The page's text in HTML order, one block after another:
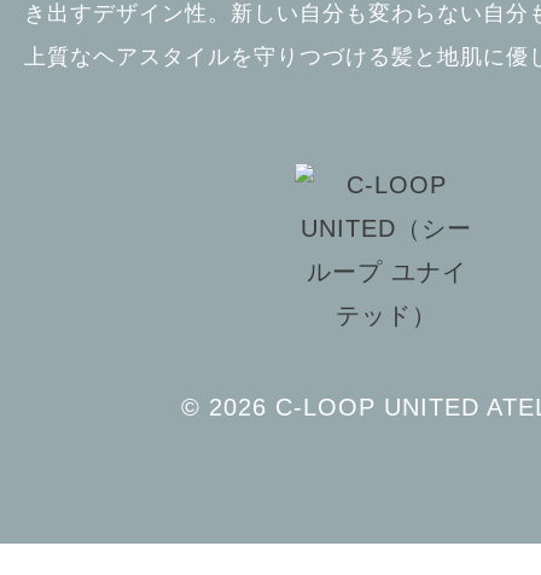
き出すデザイン性。新しい自分も変わらない自分
上質なヘアスタイルを守りつづける髪と地肌に優
© 2026 C-LOOP UNITED